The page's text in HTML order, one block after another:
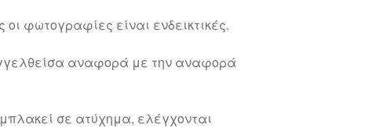
φωτογραφίες είναι ενδεικτικές.
αναφορά με την αναφορά
σε ατύχημα, ελέγχονται